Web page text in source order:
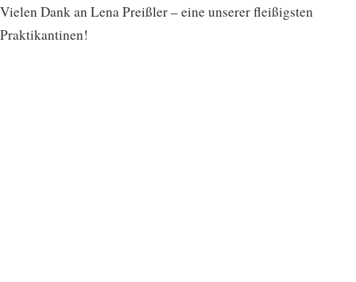
Vielen Dank an Lena Preißler – eine unserer fleißigsten
Praktikantinen!